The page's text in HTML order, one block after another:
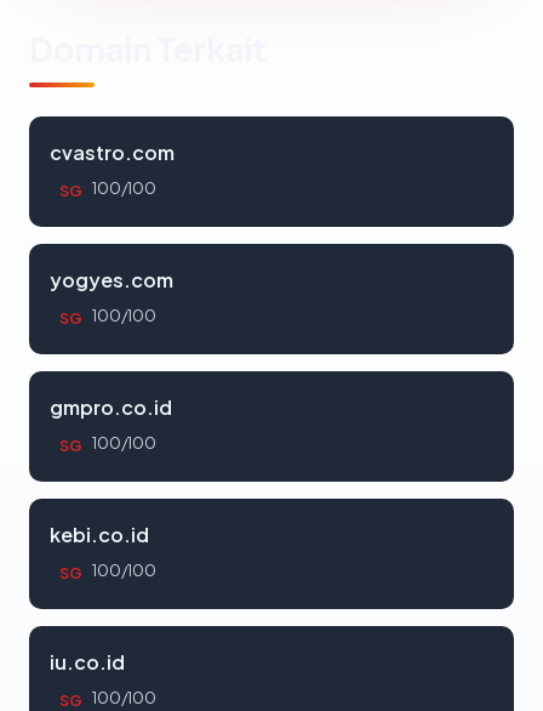
cvastro.com
SG 100/100
yogyes.com
SG 100/100
gmpro.co.id
SG 100/100
kebi.co.id
SG 100/100
iu.co.id
SG 100/100